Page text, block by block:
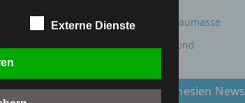
24P/Schaumasse
Wolfsmond
Tunesien News
Kennung oder zu einem
der physischen,
identifiziert werden kann.
Externe Dienste